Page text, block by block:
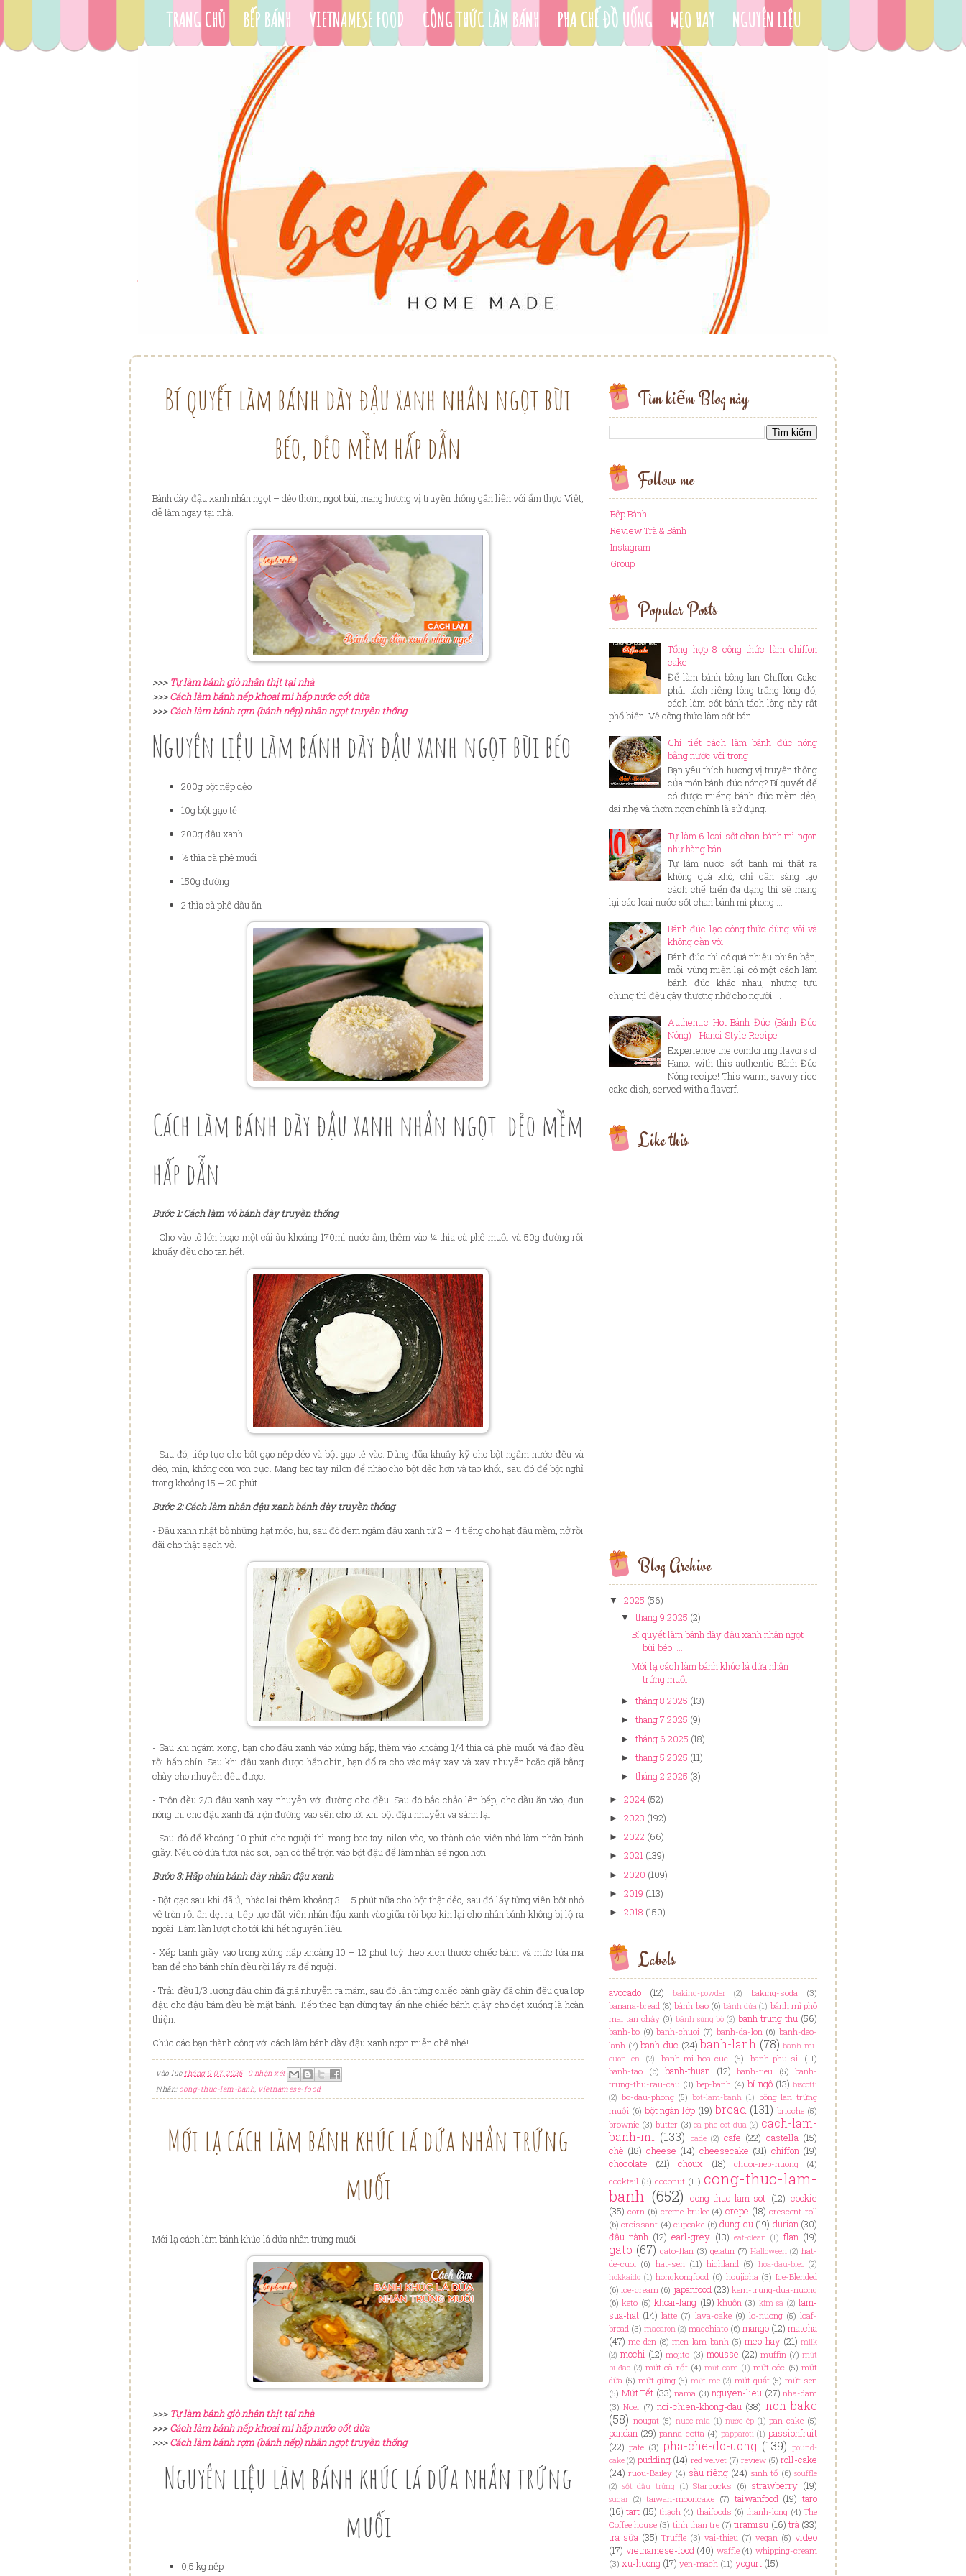
TRANG CHỦ BẾP BÁNH VIETNAMESE FOOD CÔNG THỨC LÀM BÁNH PHA CHẾ ĐỒ UỐNG MẸO HAY
NGUYÊN LIỆU
Bí quyết làm bánh dày đậu xanh nhân ngọt bùi
béo, dẻo mềm hấp dẫn
Bánh dàyđậu xanh nhân ngọt – dẻo thơm, ngọt bùi, mang hương vịtruyền thống gắn liền với ẩm thực Việt,
dễ làm ngay tại nhà.
>>> Tự làm bánh giò nhân thịt tại nhà
>>>Cách làm bánh nếp khoai mì hấp nước cốt dừa
>>>Cách làm bánh rợm (bánh nếp) nhân ngọt truyền thống
Nguyên liệu làm bánh dày đậu xanh ngọt bùi béo
200g bột nếp dẻo
10g bột gạo tẻ
200gđậu xanh
½ thìa cà phê muối
150gđường
2 thìa cà phê dầuăn
Cách làm bánh dày đậu xanh nhân ngọt dẻo mềm
hấp dẫn
Bước 1: Cách làm vỏ bánh dày truyền thống
- Cho vào tô lớn hoạc một cái âu khoảng 170ml nước ấm, thêm vào ¼ thìa cà phê muối và 50gđường rồi
khuấyđều cho tan hết.
- Sau đó, tiếp tục cho bột gạo nếp dẻo và bột gạo tẻ vào. Dùng đũa khuấy kỹ cho bột ngấm nước đều và
dẻo, mịn, không còn vón cục. Mang bao tay nilon đểnhào cho bột dẻo hơn và tạo khối, sau đó đểbột nghỉ
trong khoảng 15 – 20 phút.
Bước 2: Cách làm nhân đậu xanh bánh dày truyền thống
- Đậu xanh nhặt bỏnhững hạt mốc, hư, sauđóđem ngâmđậu xanh từ2 – 4 tiếng cho hạtđậu mềm, nởrồi
đãi cho thật sạch vỏ.
- Sau khi ngâm xong, bạn chođậu xanh vào xửng hấp, thêm vào khoảng 1/4 thìa cà phê muối vàđảođều
rồi hấp chín. Sau khiđậu xanh được hấp chín, bạnđổ ra cho vào máy xay và xay nhuyễn hoặc giã bằng
chày cho nhuyễnđềuđược.
- Trộnđều 2/3đậu xanh xay nhuyễn vớiđường cho đều. Sau đó bắc chảo lên bếp, cho dầu ăn vào,đun
nóng thì chođậu xanhđã trộnđường vào sên cho tới khi bộtđậu nhuyễn và sánh lại.
- Sau đóđể khoảng 10 phút cho nguội thì mang bao tay nilon vào, vo thành các viên nhỏlàm nhân bánh
giầy. Nếu có dừa tươi nào sợi, bạn có thểtrộn vào bộtđậuđểlàm nhân sẽ ngon hơn.
Bước 3: Hấp chín bánh dày nhân đậu xanh
- Bột gạo sau khi đãủ, nhào lại thêm khoảng 3 – 5 phút nữa cho bột thật dẻo, sauđó lấy từng viên bột nhỏ
vê tròn rồiấn dẹt ra, tiếp tụcđặt viên nhânđậu xanh vào giữa rồi bọc kín lại cho nhân bánh không bịlộ ra
ngoài. Làm lần lượt cho tới khi hết nguyên liệu.
- Xếp bánh giầy vào trong xửng hấp khoảng 10 – 12 phút tuỳtheo kích thước chiếc bánh và mức lửa mà
bạnđểcho bánh chínđều rồi lấy rađểnguội.
-Trải đều 1/3 lượngđậu chínđã giã nhuyễn ra mâm, sauđó lăn từng chiếc bánh giầyđã chín đều qua lớp
đậu chođậu bámđều bề mặt bánh. Tiếp theo bạn dùng tay ấn nhẹ chiếc bánh giầy cho dẹt xuống là hoàn
thiện.
Chúc các bạn thành công với cách làm bánh dầyđậu xanh ngon miễn chê nhé!
vào lúc tháng 9 07, 2025
0 nhận xét
Nhãn: cong-thuc-lam-banh, vietnamese-food
Mới lạ cách làm bánh khúc lá dứa nhân trứng
muối
Mới lạ cách làm bánh khúc lá dứa nhân trứng muối
>>> Tự làm bánh giò nhân thịt tại nhà
>>>Cách làm bánh nếp khoai mì hấp nước cốt dừa
>>>Cách làm bánh rợm (bánh nếp) nhân ngọt truyền thống
Nguyên liệu làm bánh khúc lá dứa nhân trứng
muối
0,5 kg nếp
Tìm kiếm Blog này
Follow me
Bếp Bánh
Review Trà & Bánh
Instagram
Group
Popular Posts
Tổng hợp 8 công thức làm chiffon
cake
Để làm bánh bông lan Chiffon Cake
phải tách riêng lòng trắng lòng đỏ,
cách làm cốt bánh tách lòng này rất
phổ biến. Về công thức làm cốt bán...
Chi tiết cách làm bánh đúc nóng
bằng nước vôi trong
Bạn yêu thích hương vị truyền thống
của món bánh đúc nóng? Bí quyết để
có được miếng bánh đúc mềm dẻo,
dai nhẹ và thơm ngon chính là sử dụng...
Tự làm 6 loại sốt chan bánh mì ngon
như hàng bán
Tự làm nước sốt bánh mì thật ra
không quá khó, chỉ cần sáng tạo
cách chế biến đa dạng thì sẽ mang
lại các loại nước sốt chan bánh mì phong ...
Bánh đúc lạc công thức dùng vôi và
không cần vôi
Bánh đúc thì có quá nhiều phiên bản,
mỗi vùng miền lại có một cách làm
bánh đúc khác nhau, nhưng tựu
chung thì đều gây thương nhớ cho người ...
Authentic Hot Bánh Đúc (Bánh Đúc
Nóng) - Hanoi Style Recipe
Experience the comforting flavors of
Hanoi with this authentic Bánh Đúc
Nóng recipe! This warm, savory rice
cake dish, served with a flavorf...
Like this
Blog Archive
▼ 2025 (56)
▼ tháng 9 2025 (2)
Bí quyết làm bánh dày đậu xanh nhân ngọt
bùi béo, ...
Mới lạ cách làm bánh khúc lá dứa nhân
trứng muối
► tháng 8 2025 (13)
► tháng 7 2025 (9)
► tháng 6 2025 (18)
► tháng 5 2025 (11)
► tháng 2 2025 (3)
► 2024 (52)
► 2023 (192)
► 2022 (66)
► 2021 (139)
► 2020 (109)
► 2019 (113)
► 2018 (150)
Labels
avocado (12) baking-powder (2) baking-soda
(3)
banana-bread (8) bánh bao (6) bánh dứa (1) bánh mì phô
mai tan chảy (9) bánh sừng bò (2) bánh trung thu (56)
banh-bo (9) banh-chuoi (7) banh-da-lon (6) banh-deo-
lanh (7) banh-duc (24) banh-lanh (78) banh-mi-
cuon-len
(2) banh-mi-hoa-cuc (5) banh-phu-si
(11)
banh-tao
(6) banh-thuan (12) banh-tieu (5) banh-
trung-thu-rau-cau (3) bep-banh (4) bí ngô (13) biscotti
(2) bo-dau-phong (5) bot-lam-banh (1) bông lan trứng
muối (6) bột ngàn lớp (19) bread (131) brioche (5)
brownie (3) butter (3) ca-phe-cot-dua (2) cach-lam-
banh-mi (133) cade (2) cafe (22) castella (15)
chè (18) cheese (14) cheesecake (31) chiffon (19)
chocolate
(21) choux (18) chuoi-nep-nuong
(4)
cocktail (3) coconut (11) cong-thuc-lam-
banh (652) cong-thuc-lam-sot (12) cookie
(35) corn (6) creme-brulee (4) crepe (18) crescent-roll
(6) croissant (4) cupcake (6) dung-cu (19) durian (30)
đậu nành (12) earl-grey (13) eat-clean (1) flan (19)
gato (67) gato-flan (3) gelatin (7) Halloween (2) hat-
de-cuoi (6) hat-sen (11) highland (5) hoa-dau-biec (2)
hokkaido (1) hongkongfood (6) houjicha (3) Ice-Blended
(6) ice-cream (6) japanfood (23) kem-trung-dua-nuong
(6) keto (5) khoai-lang (19) khuôn (3) kim sa (2) lam-
sua-hat (14) latte (7) lava-cake (9) lo-nuong (5) loaf-
bread (3) macaron (2) macchiato (6) mango (12) matcha
(47) me-den (8) men-lam-banh (5) meo-hay (21) milk
(2) mochi (12) mojito (3) mousse (22) muffin (7) mứt
bí đao (2) mứt cà rốt (4) mứt cam (1) mứt cóc (5) mứt
dừa (5) mứt gừng (5) mứt me (2) mứt quất (5) mứt sen
(5) Mứt Tết (33) nama (3) nguyen-lieu (27) nha-dam
(3) Noel (7) noi-chien-khong-dau (38) non bake
(58) nougat (5) nuoc-mia (1) nước ép (1) pan-cake (5)
pandan (29) panna-cotta (4) papparoti (1) passionfruit
(22) pate (3) pha-che-do-uong (139) pound-
cake (2) pudding (14) red velvet (7) review (5) roll-cake
(24) ruou-Bailey (4) sầu riêng (24) sinh tố (6) souffle
(2) sốt dầu trứng (1) Starbucks (6) strawberry (19)
sugar (2) taiwan-mooncake (7) taiwanfood (19) taro
(16) tart (15) thạch (4) thaifoods (6) thanh-long (4) The
Coffee house (3) tinh than tre (7) tiramisu (16) trà (33)
trà sữa (35) Truffle (3) vai-thieu (7) vegan (5) video
(17) vietnamese-food (40) waffle (4) whipping-cream
(3) xu-huong (17) yen-mach (11) yogurt (15)